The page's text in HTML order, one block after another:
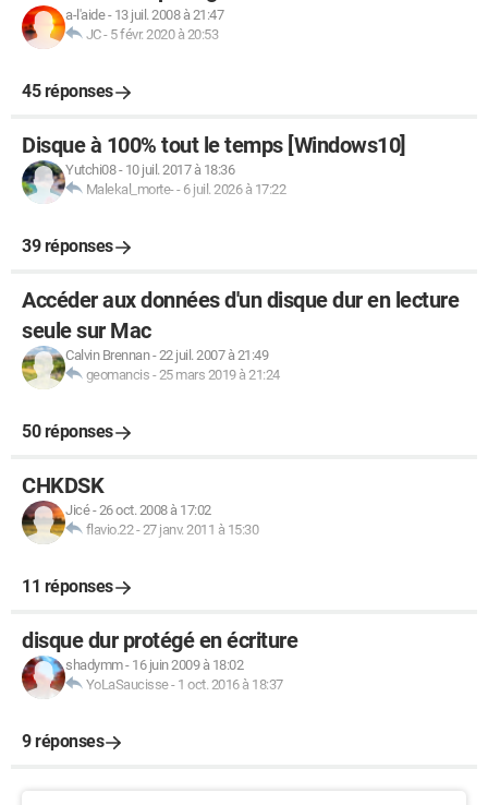
a-l'aide- 13 juil. 2008 à 21:47
JC- 5 févr. 2020 à 20:53
45 réponses
Disque à 100% tout le temps [Windows10]
Yutchi08- 10 juil. 2017 à 18:36
Malekal_morte-- 6 juil. 2026 à 17:22
39 réponses
Accéder aux données d'un disque dur en lecture
seule sur Mac
Calvin Brennan-22 juil. 2007 à 21:49
geomancis -25 mars 2019 à 21:24
50 réponses
CHKDSK
Jicé-26 oct. 2008 à 17:02
flavio.22-27 janv. 2011 à 15:30
11 réponses
disque dur protégé en écriture
shadymm- 16 juin 2009 à 18:02
YoLaSaucisse- 1 oct. 2016 à 18:37
9 réponses